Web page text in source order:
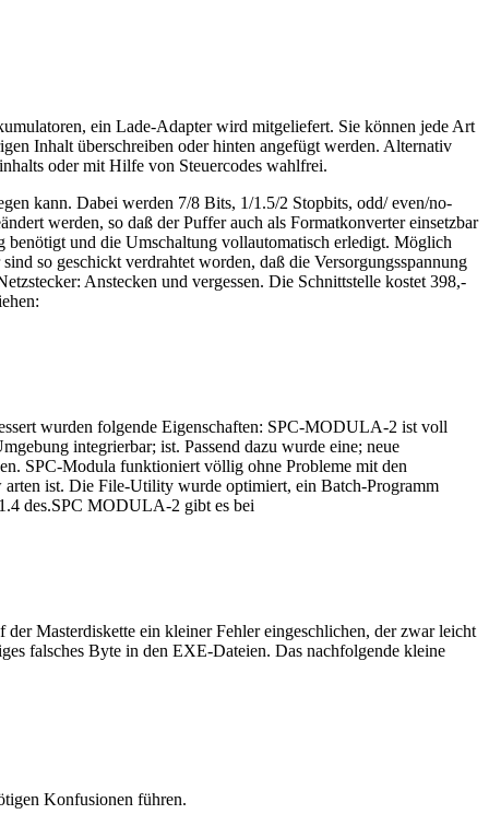
ein Lade-Adapter wird mitgeliefert. Sie können jede Art
Inhalt überschreiben oder hinten angefügt werden. Alternativ
oder mit Hilfe von Steuercodes wahlfrei.
kann. Dabei werden 7/8 Bits, 1/1.5/2 Stopbits, odd/ even/no-
werden, so daß der Puffer auch als Formatkonverter einsetzbar
benötigt und die Umschaltung vollautomatisch erledigt. Möglich
so geschickt verdrahtet worden, daß die Versorgungsspannung
Anstecken und vergessen. Die Schnittstelle kostet 398,-
wurden folgende Eigenschaften: SPC-MODULA-2 ist voll
integrierbar; ist. Passend dazu wurde eine; neue
SPC-Modula funktioniert völlig ohne Probleme mit den
ist. Die File-Utility wurde optimiert, ein Batch-Programm
des.SPC MODULA-2 gibt es bei
Masterdiskette ein kleiner Fehler eingeschlichen, der zwar leicht
falsches Byte in den EXE-Dateien. Das nachfolgende kleine
Konfusionen führen.